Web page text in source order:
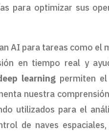
para optimizar sus
AI para tareas como el
en tiempo real y
learning permiten
nuestra
utilizados para el
de naves